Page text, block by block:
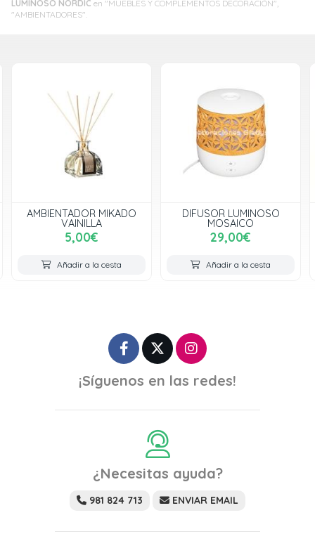
LUMINOSO NORDIC en "MUEBLES Y COMPLEMENTOS DECORACIÓN",
"AMBIENTADORES".
AMBIENTADOR MIKADO
VAINILLA
5,00€
Añadir a la cesta
DIFUSOR LUMINOSO
MOSAICO
29,00€
Añadir a la cesta
¡Síguenos en las redes!
¿Necesitas ayuda?
981 824 713 ENVIAR EMAIL